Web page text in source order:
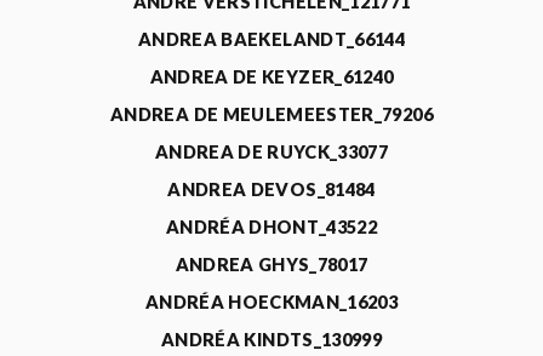
ANDREA BAEKELANDT_66144
ANDREA DE KEYZER_61240
ANDREA DE MEULEMEESTER_79206
ANDREA DE RUYCK_33077
ANDREA DEVOS_81484
ANDRÉA DHONT_43522
ANDREA GHYS_78017
ANDRÉA HOECKMAN_16203
ANDRÉA KINDTS_130999